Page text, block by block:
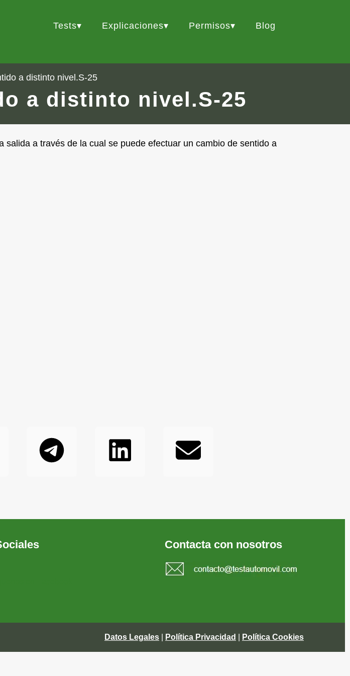
Tests Explicaciones Permisos Blog
a distinto nivel.S-25
a distinto nivel.S-25
salida a través de la cual se puede efectuar un cambio de sentido a
Contacta con nosotros
Datos Legales Política Privacidad Política Cookies